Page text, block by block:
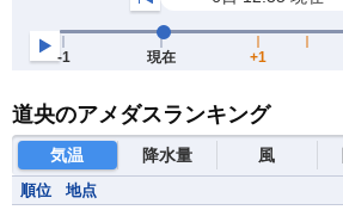
道央のアメダスランキング
気温 降水量 風
順位 地点